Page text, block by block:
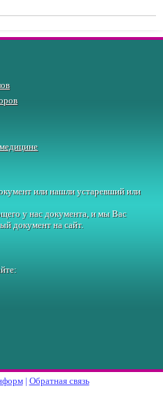
или нашли устаревший или
у нас документа, и мы Вас
документ на сайт.
| Обратная связь